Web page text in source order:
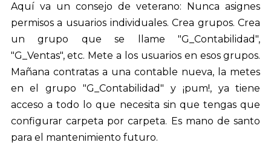
Aquí va un consejo de veterano: Nunca asignes
permisos a usuarios individuales. Crea grupos. Crea
un grupo que se llame "G_Contabilidad",
"G_Ventas", etc. Mete a los usuarios en esos grupos.
Mañana contratas a una contable nueva, la metes
en el grupo "G_Contabilidad" y ¡pum!, ya tiene
acceso a todo lo que necesita sin que tengas que
configurar carpeta por carpeta. Es mano de santo
para el mantenimiento futuro.